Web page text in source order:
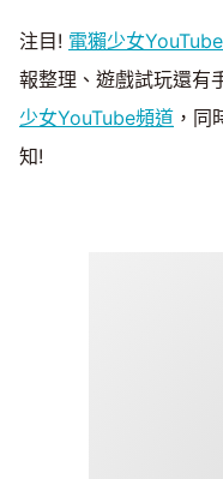
注目! 電獺少女
報整理、遊戲試玩還有
少女YouTube頻道 ，同
知!